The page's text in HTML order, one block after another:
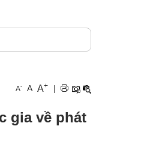
A- A A+ |
gia về phát